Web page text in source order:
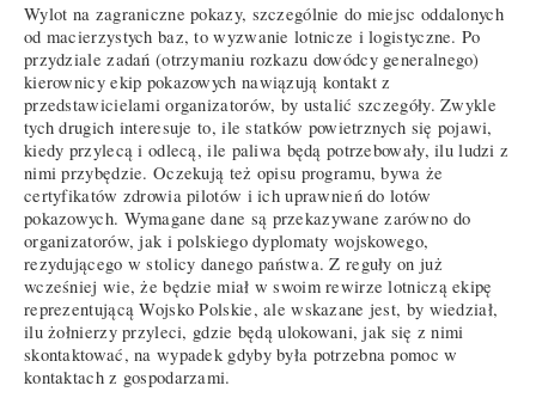
Wylot na zagraniczne pokazy, szczególnie do miejsc oddalonych
od macierzystych baz, to wyzwanie lotnicze i logistyczne. Po
przydziale zadań (otrzymaniu rozkazu dowódcy generalnego)
kierownicy ekip pokazowych nawiązują kontakt z
przedstawicielami organizatorów, by ustalić szczegóły. Zwykle
tych drugich interesuje to, ile statków powietrznych się pojawi,
kiedy przylecą i odlecą, ile paliwa będą potrzebowały, ilu ludzi z
nimi przybędzie. Oczekują też opisu programu, bywa że
certyfikatów zdrowia pilotów i ich uprawnień do lotów
pokazowych. Wymagane dane są przekazywane zarówno do
organizatorów, jak i polskiego dyplomaty wojskowego,
rezydującego w stolicy danego państwa. Z reguły on już
wcześniej wie, że będzie miał w swoim rewirze lotniczą ekipę
reprezentującą Wojsko Polskie, ale wskazane jest, by wiedział,
ilu żołnierzy przyleci, gdzie będą ulokowani, jak się z nimi
skontaktować, na wypadek gdyby była potrzebna pomoc w
kontaktach z gospodarzami.